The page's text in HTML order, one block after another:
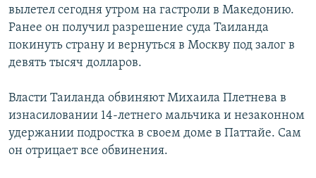
поиску
ТОҶИКӢ
TÜRKMENÇE
Все сайты РСЕ/РС
вылетел сегодня утром на гастроли в Македонию.
Ранее он получил разрешение суда Таиланда
покинуть страну и вернуться в Москву под залог в
девять тысяч долларов.
Власти Таиланда обвиняют Михаила Плетнева в
изнасиловании 14-летнего мальчика и незаконном
удержании подростка в своем доме в Паттайе. Сам
он отрицает все обвинения.